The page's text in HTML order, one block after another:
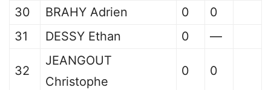
30
BRAHY Adrien 0
0
31
DESSY Ethan 0 —
32
JEANGOUT
Christophe
0 0